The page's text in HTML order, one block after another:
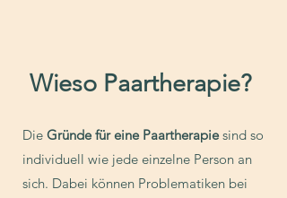
Wieso Paartherapie?
Die Gründe für eine Paartherapie sind so
individuell wie jede einzelne Person an
sich. Dabei können Problematiken bei